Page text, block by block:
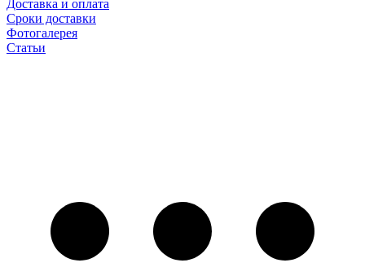
Доставка и оплата
Сроки доставки
Фотогалерея
Статьи